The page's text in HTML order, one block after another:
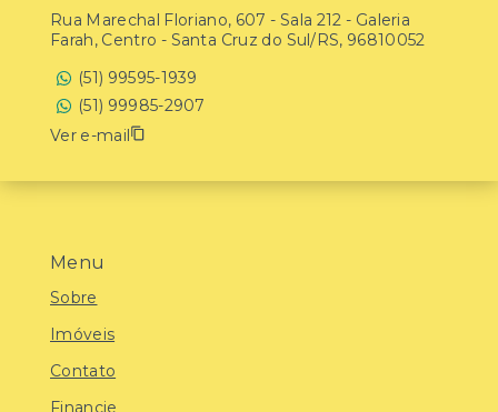
Menu
Sobre
Imóveis
Contato
Financie
Rua Marechal Floriano, 607 - Sala 212 - Galeria
Farah, Centro - Santa Cruz do Sul/RS, 96810052
(51) 99595-1939
(51) 99985-2907
Ver e-mail